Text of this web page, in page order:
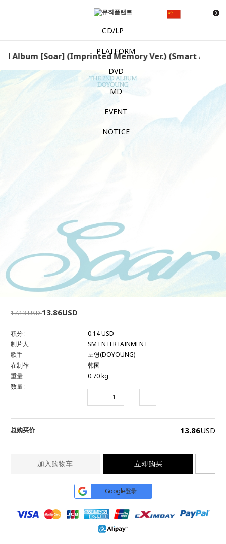
0
CD/LP
PLATFORM
DVD
MD
EVENT
NOTICE
Album [Soar] (Imprinted Memory Ver.) (Smart
17.13 USD13.86USD
积分 :
0.14 USD
制片人
SM ENTERTAINMENT
歌手
도영(DOYOUNG)
在制作
韩国
重量
0.70 kg
数量 :
总购买价 13.86USD
加入购物车 立即购买
Google登录